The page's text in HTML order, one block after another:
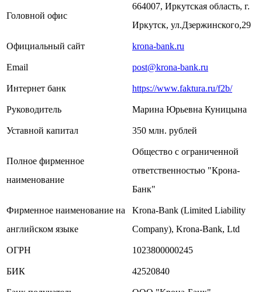
Головной офис
664007, Иркутская область, г.
Иркутск, ул.Дзержинского,29
Официальный сайт krona-bank.ru
Email post@krona-bank.ru
Интернет банк https://www.faktura.ru/f2b/
Руководитель Марина Юрьевна Куницына
Уставной капитал 350 млн. рублей
Полное фирменное
наименование
Общество с ограниченной
ответственностью "Крона-
Банк"
Фирменное наименование на
английском языке
Krona-Bank (Limited Liability
Company), Krona-Bank, Ltd
ОГРН 1023800000245
БИК 42520840